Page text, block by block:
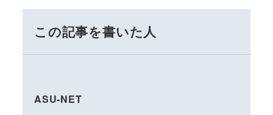
この記事を書いた人
ASU-NET